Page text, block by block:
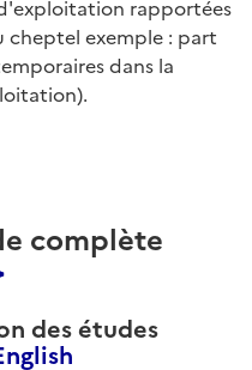
rapportées
cheptel exemple : part
dans la
complète
des études